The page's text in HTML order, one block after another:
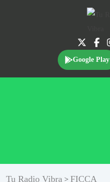
Google Play
Tu Radio Vibra > FICCA